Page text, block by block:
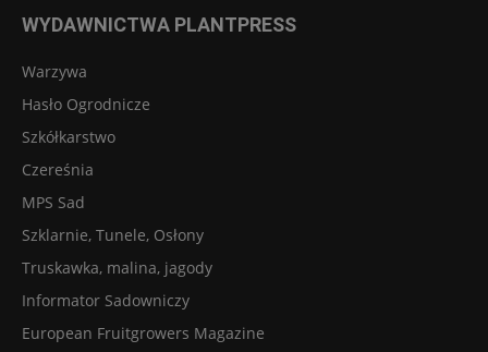
WYDAWNICTWA PLANTPRESS
Warzywa
Hasło Ogrodnicze
Szkółkarstwo
Czereśnia
MPS Sad
Szklarnie, Tunele, Osłony
Truskawka, malina, jagody
Informator Sadowniczy
European Fruitgrowers Magazine